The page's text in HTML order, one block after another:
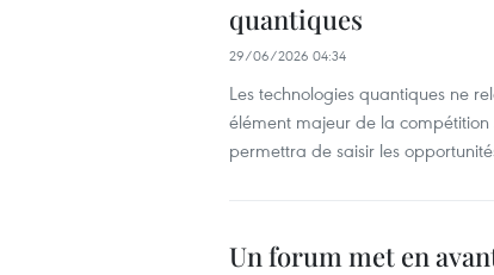
quantiques
29/06/2026 04:34
Les technologies quantiques ne
élément majeur de la
permettra de saisir les
Un forum met en